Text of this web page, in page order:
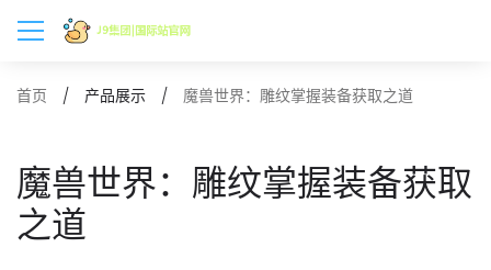
首页 产品展示 魔兽世界：雕纹掌握装备获取之道
魔兽世界：雕纹掌握装备获取
之道